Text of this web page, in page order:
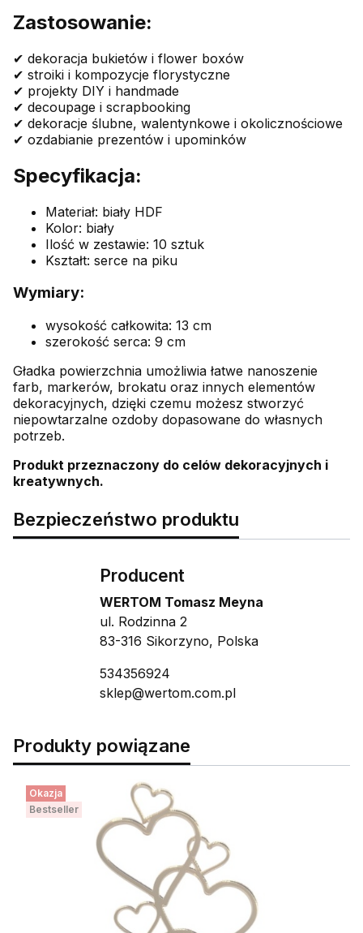
Zastosowanie:
✔ dekoracja bukietów i flower boxów
✔ stroiki i kompozycje florystyczne
✔ projekty DIY i handmade
✔ decoupage i scrapbooking
✔ dekoracje ślubne, walentynkowe i okolicznościowe
✔ ozdabianie prezentów i upominków
Specyfikacja:
Materiał: biały HDF
Kolor: biały
Ilość w zestawie: 10 sztuk
Kształt: serce na piku
Wymiary:
wysokość całkowita: 13 cm
szerokość serca: 9 cm
Gładka powierzchnia umożliwia łatwe nanoszenie
farb, markerów, brokatu oraz innych elementów
dekoracyjnych, dzięki czemu możesz stworzyć
niepowtarzalne ozdoby dopasowane do własnych
potrzeb.
Produkt przeznaczony do celów dekoracyjnych i
kreatywnych.
Bezpieczeństwo produktu
Producent
WERTOM Tomasz Meyna
ul. Rodzinna 2
83-316 Sikorzyno, Polska
534356924
sklep@wertom.com.pl
Produkty powiązane
Okazja
Bestseller